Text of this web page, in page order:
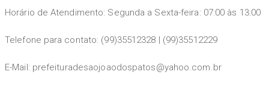
Horário de Atendimento: Segunda a Sexta-feira: 07:00 às 13:00
Telefone para contato: (99)35512328 | (99)35512229
E-Mail: prefeituradesaojoaodospatos@yahoo.com.br